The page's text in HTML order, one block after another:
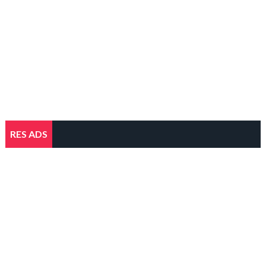
RES ADS